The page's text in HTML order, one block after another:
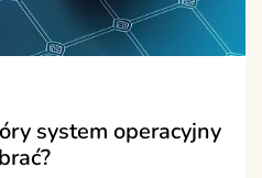
system operacyjny